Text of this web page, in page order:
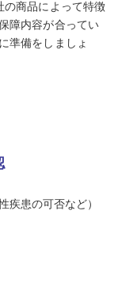
の商品によって特徴
障内容が合ってい
準備をしましょ
疾患の可否など）